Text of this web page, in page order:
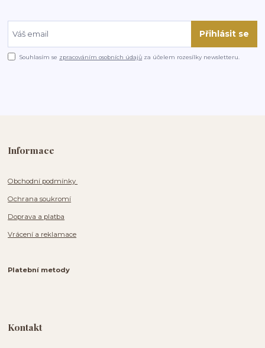
Přihlásit se
Souhlasím se zpracováním osobních údajů za účelem rozesílky newsletteru.
Informace
Obchodní podmínky
Ochrana soukromí
Doprava a platba
Vrácení a reklamace
Platební metody
Kontakt